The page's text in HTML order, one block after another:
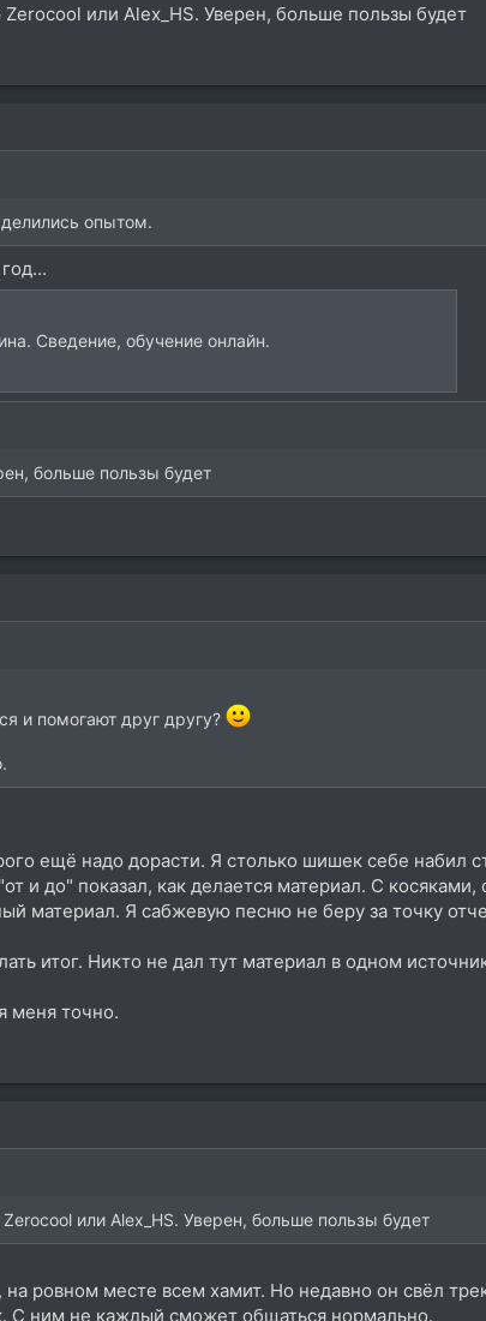
или Alex_HS. Уверен, больше пользы будет
опытом.
Сведение, обучение онлайн.
больше пользы будет
и помогают друг другу?
ещё надо дорасти. Я столько шишек себе набил
и до" показал, как делается материал. С
материал. Я сабжевую песню не беру за точку
итог. Никто не дал тут материал в одном
меня точно.
или Alex_HS. Уверен, больше пользы будет
ровном месте всем хамит. Но недавно он свёл
С ним не каждый сможет общаться нормально.